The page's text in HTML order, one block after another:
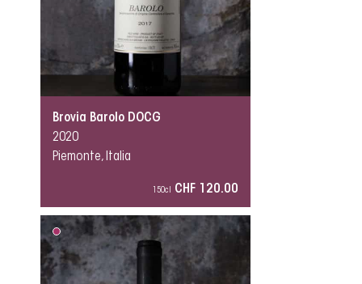
Brovia Barolo DOCG
2020
Piemonte, Italia
150cl CHF 120.00